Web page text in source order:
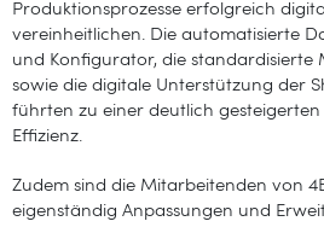
Produktionsprozesse erfolgreich
vereinheitlichen. Die automatisierte
und Konfigurator, die standardisierte
sowie die digitale Unterstützung der
führten zu einer deutlich gesteigerten
Effizienz.
Zudem sind die Mitarbeitenden von
eigenständig Anpassungen und